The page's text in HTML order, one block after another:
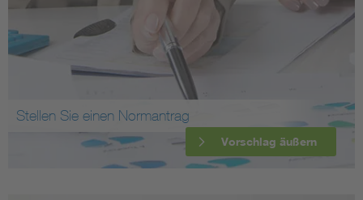
Stellen Sie einen Normantrag
Vorschlag äußern